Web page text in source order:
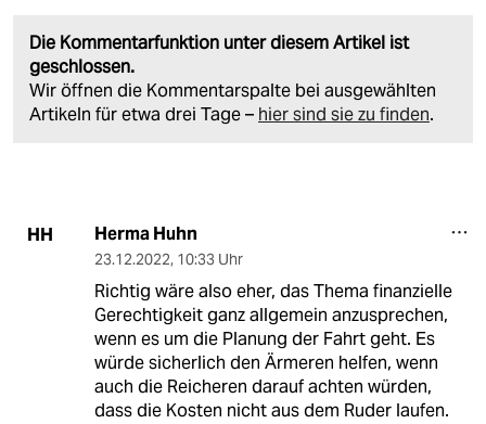
Die Kommentarfunktion unter diesem Artikel ist
geschlossen.
Wir öffnen die Kommentarspalte bei ausgewählten
Artikeln für etwa drei Tage – hier sind sie zu finden.
HH Herma Huhn
23.12.2022, 10:33 Uhr
Richtig wäre also eher, das Thema finanzielle
Gerechtigkeit ganz allgemein anzusprechen,
wenn es um die Planung der Fahrt geht. Es
würde sicherlich den Ärmeren helfen, wenn
auch die Reicheren darauf achten würden,
dass die Kosten nicht aus dem Ruder laufen.